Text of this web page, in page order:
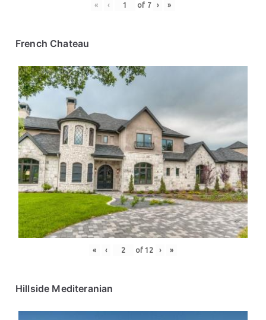
« ‹ of 7 › »
French Chateau
« ‹ of12 › »
Hillside Mediteranian